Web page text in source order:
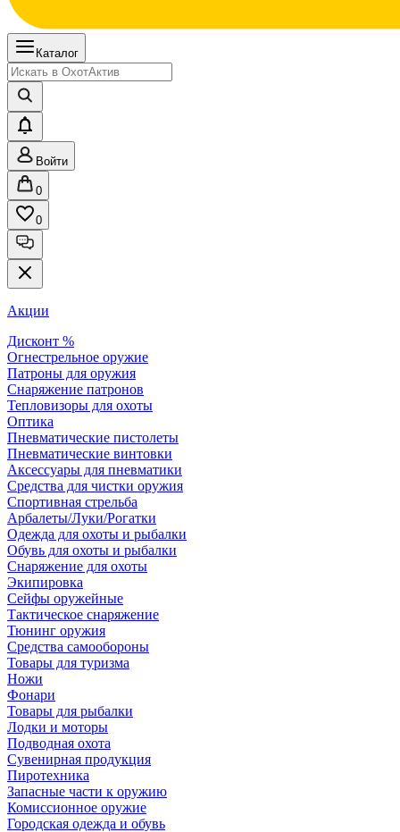
Каталог
Войти
0
0
Акции
Дисконт %
Огнестрельное оружие
Патроны для оружия
Снаряжение патронов
Тепловизоры для охоты
Оптика
Пневматические пистолеты
Пневматические винтовки
Аксессуары для пневматики
Средства для чистки оружия
Спортивная стрельба
Арбалеты/Луки/Рогатки
Одежда для охоты и рыбалки
Обувь для охоты и рыбалки
Снаряжение для охоты
Экипировка
Сейфы оружейные
Тактическое снаряжение
Тюнинг оружия
Средства самообороны
Товары для туризма
Ножи
Фонари
Товары для рыбалки
Лодки и моторы
Подводная охота
Сувенирная продукция
Пиротехника
Запасные части к оружию
Комиссионное оружие
Городская одежда и обувь